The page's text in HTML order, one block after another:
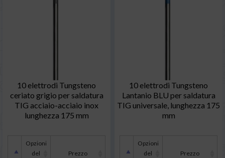
10 elettrodi Tungsteno
ceriato grigio per saldatura
TIG acciaio-acciaio inox
lunghezza 175 mm
Opzioni
del
Prezzo
10 elettrodi Tungsteno
Lantanio BLU per saldatura
TIG universale, lunghezza 175
mm
Opzioni
del
Prezzo